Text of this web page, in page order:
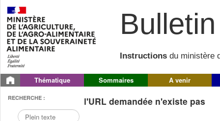
Instructions du ministère
Thématique Sommaires A venir
RECHERCHE : l'URL demandée n'existe pas